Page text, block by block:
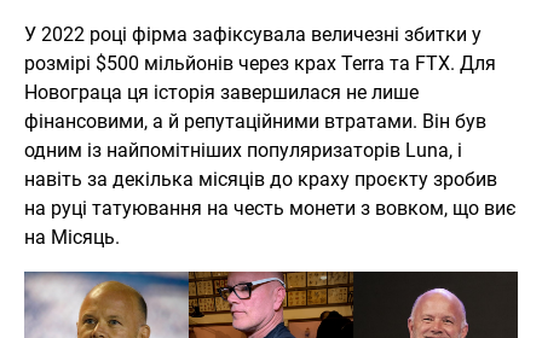
У 2022 році фірма зафіксувала величезні збитки у
розмірі $500 мільйонів через крах Terra та FTX. Для
Новограца ця історія завершилася не лише
фінансовими, а й репутаційними втратами. Він був
одним із найпомітніших популяризаторів Luna, і
навіть за декілька місяців до краху проєкту зробив
на руці татуювання на честь монети з вовком, що виє
на Місяць.